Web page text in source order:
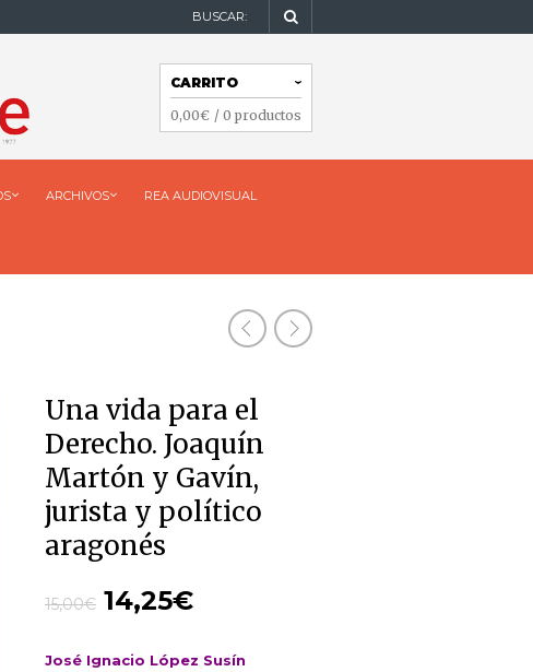
BUSCAR:
NAVEGACIÓN
CARRITO
0,00€ / 0 productos
ARCHIVOS REA AUDIOVISUAL
Una vida para el
Derecho. Joaquín
Martón y Gavín,
jurista y político
aragonés
15,00€ 14,25€
José Ignacio López Susín